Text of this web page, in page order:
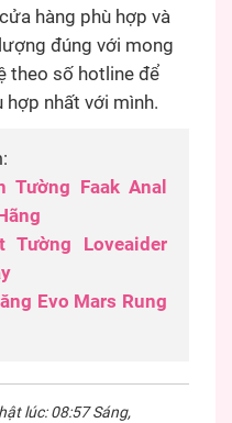
hàng phù hợp và
đúng với mong
theo số hotline để
nhất với mình.
Tường Faak Anal
Tường Loveaider
Evo Mars Rung
lúc: 08:57 Sáng,